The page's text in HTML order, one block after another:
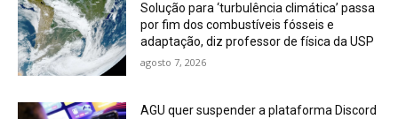
Solução para ‘turbulência climática’ passa
por fim dos combustíveis fósseis e
adaptação, diz professor de física da USP
agosto 7, 2026
AGU quer suspender a plataforma Discord